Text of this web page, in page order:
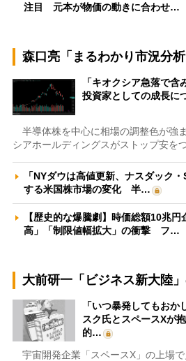
注目 元本が物価の動きに合わせ…
森口亮「まるわかり市況分析
「キオクシア急落で
投資家としての成長
半導体株を中心に相場の調整色が強
シアホールディングスがストップ安を
「NYダウは高値更新、ナスダック
する米国株市場の変化 半…
【歴史的な爆騰劇】時価総額10兆
高」「制限値幅拡大」の衝撃 フ…
大前研一「ビジネス新大陸
「いつ暴発してもお
スク氏とスペースXが
的…
宇宙開発企業「スペースX」の上場で